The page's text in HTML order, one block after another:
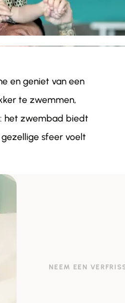
en geniet van een
te zwemmen,
het zwembad biedt
sfeer voelt
NEEM EEN